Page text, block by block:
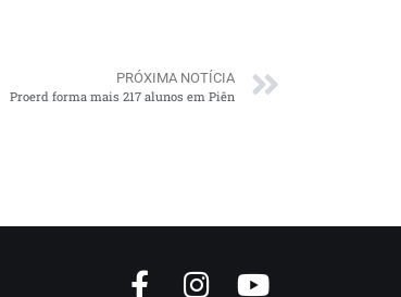
PRÓXIMA NOTÍCIA
Proerd forma mais 217 alunos em Piên